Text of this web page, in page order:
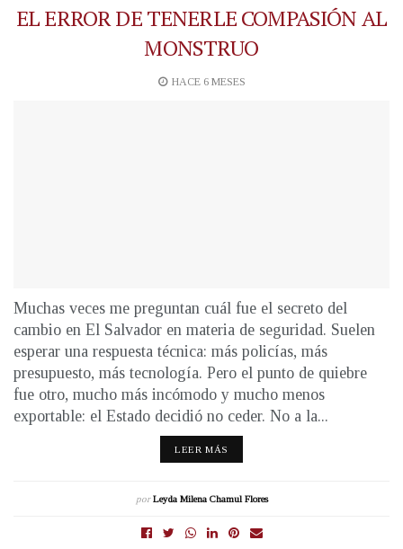
EL ERROR DE TENERLE COMPASIÓN AL
MONSTRUO
HACE 6 MESES
Muchas veces me preguntan cuál fue el secreto del
cambio en El Salvador en materia de seguridad. Suelen
esperar una respuesta técnica: más policías, más
presupuesto, más tecnología. Pero el punto de quiebre
fue otro, mucho más incómodo y mucho menos
exportable: el Estado decidió no ceder. No a la...
LEER MÁS
por Leyda Milena Chamul Flores